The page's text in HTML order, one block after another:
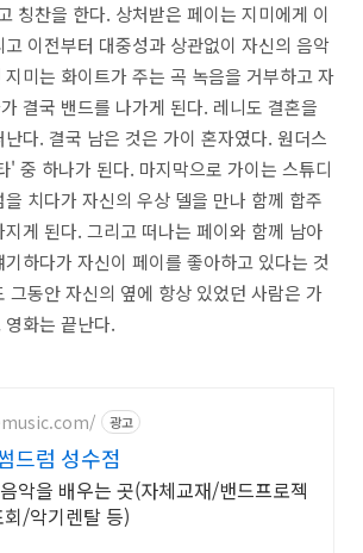
칭찬을 한다. 상처받은 페이는 지미에게 이
이전부터 대중성과 상관없이 자신의 음악
미는 화이트가 주는 곡 녹음을 거부하고 자
결국 밴드를 나가게 된다. 레니도 결혼을
다. 결국 남은 것은 가이 혼자였다. 원더스
' 중 하나가 된다. 마지막으로 가이는 스튜디
치다가 자신의 우상 델을 만나 함께 합주
게 된다. 그리고 떠나는 페이와 함께 남아
하다가 자신이 페이를 좋아하고 있다는 것
그동안 자신의 옆에 항상 있었던 사람은 가
화는 끝난다.
광고
드럼 성수점
악을 배우는 곳(자체교재/밴드프로젝
/악기렌탈 등)